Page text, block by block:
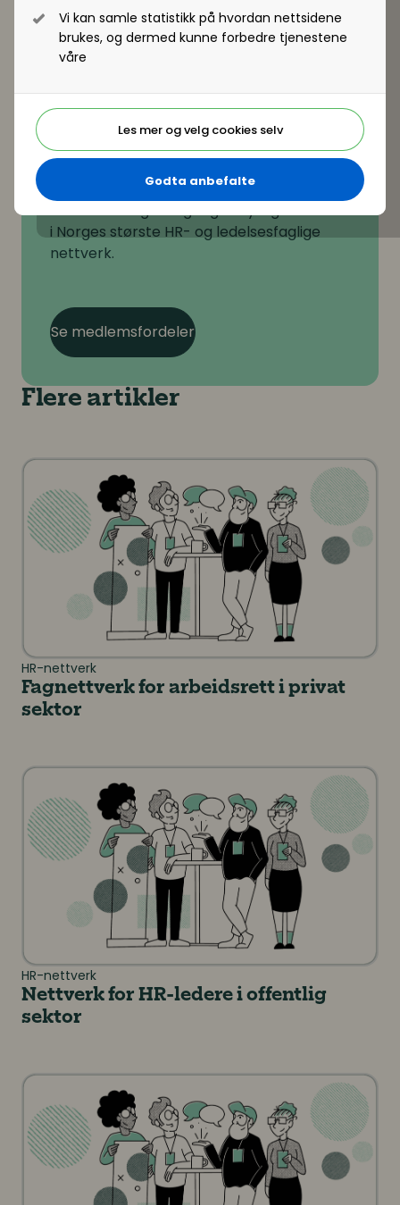
Vi kan samle statistikk på hvordan nettsidene
brukes, og dermed kunne forbedre tjenestene
våre
Les mer og velg cookies selv
Godta anbefalte
Majlen Jasari
majlen.jasari@hrnorge.no
Fortsatt ikke medlem?
Bli medlem og få tilgang til nyttige fordeler
i Norges største HR- og ledelsesfaglige
nettverk.
Se medlemsfordeler
Flere artikler
HR-nettverk
Fagnettverk for arbeidsrett i privat
sektor
Fagnettverk for arbeidsrett i privat sektor
HR-nettverk
Nettverk for HR-ledere i offentlig
sektor
Nettverk for HR-ledere i offentlig sektor
Nettverk for HR-direktører